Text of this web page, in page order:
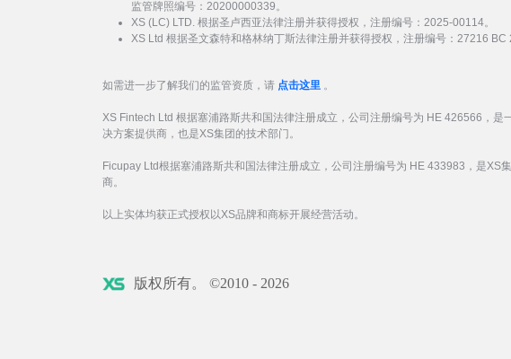
监管牌照编号：20200000339。
XS (LC) LTD. 根据圣卢西亚法律注册并获得授权，注册编号：2025-00114。
XS Ltd 根据圣文森特和格林纳丁斯法律注册并获得授权，注册编号：27216 BC
如需进一步了解我们的监管资质，请 点击这里 。
XS Fintech Ltd 根据塞浦路斯共和国法律注册成立，公司注册编号为 HE 426566，是
决方案提供商，也是XS集团的技术部门。
Ficupay Ltd根据塞浦路斯共和国法律注册成立，公司注册编号为 HE 433983，是XS
商。
以上实体均获正式授权以XS品牌和商标开展经营活动。
版权所有。 ©2010 - 2026